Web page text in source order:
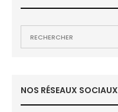
NOS RÉSEAUX SOCIAUX